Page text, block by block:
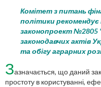
Комітет з питань
політики рекомендує
законопроект №2805
законодавчих актів
та обігу аграрних
Зазначається, що даний
простоту в користуванні,